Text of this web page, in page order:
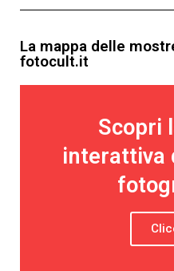
La mappa delle
fotocult.it
Scopri
interattiva